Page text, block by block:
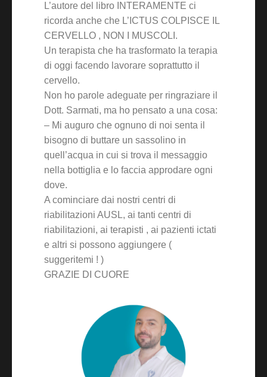
L’autore del libro INTERAMENTE ci
ricorda anche che L’ICTUS COLPISCE IL
CERVELLO , NON I MUSCOLI.
Un terapista che ha trasformato la terapia
di oggi facendo lavorare soprattutto il
cervello.
Non ho parole adeguate per ringraziare il
Dott. Sarmati, ma ho pensato a una cosa:
– Mi auguro che ognuno di noi senta il
bisogno di buttare un sassolino in
quell’acqua in cui si trova il messaggio
nella bottiglia e lo faccia approdare ogni
dove.
A cominciare dai nostri centri di
riabilitazioni AUSL, ai tanti centri di
riabilitazioni, ai terapisti , ai pazienti ictati
e altri si possono aggiungere (
suggeritemi ! )
GRAZIE DI CUORE